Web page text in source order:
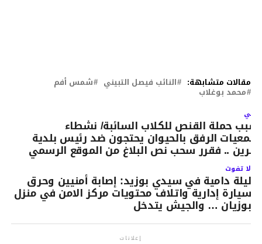
مقالات متشابهة: النائب فيصل التبيني شمس أفم
محمد بوغلاب
حملة القنص للكلاب السائبة/ نشطاء
الرفق بالحيوان يحتجون ضد رئيس بلدية
.. فقرر سحب نص البلاغ من الموقع الرسمي
لا تفوت
ليلة دامية في سيدي بوزيد: إصابة أمنيين وحرق
سيارة إدارية واتلاف محتويات مركز الامن في منزل
بوزيان … والجيش يتدخل
إعلانات